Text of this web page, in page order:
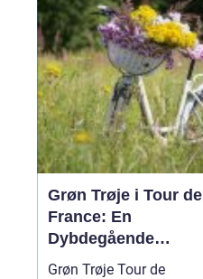
tvivl verdens mest
prestigefyldte cykelløb
og tiltrækker millio...
Grøn Trøje i Tour de
France: En
Dybdegående
Gennemgang
Grøn Trøje Tour de